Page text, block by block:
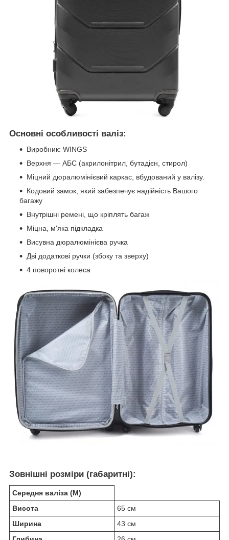
Основні особливості валіз:
Виробник: WINGS
Верхня — АБС (акрилонітрил, бутадієн, стирол)
Міцний дюралюмінієвий каркас, вбудований у валізу.
Кодовий замок, який забезпечує надійність Вашого
багажу
Внутрішні ремені, що кріплять багаж
Міцна, м'яка підкладка
Висувна дюралюмінієва ручка
Дві додаткові ручки (збоку та зверху)
4 поворотні колеса
Зовнішні розміри (габаритні):
Середня валіза (M)
Висота
65 см
Ширина
43 см